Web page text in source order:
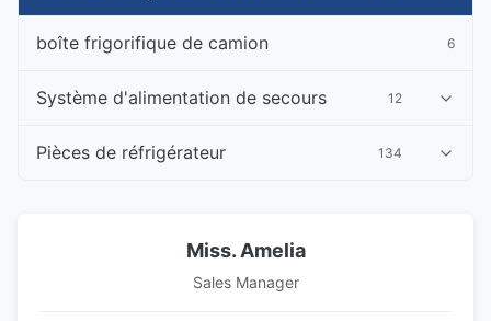
boîte frigorifique de camion 6
Système d'alimentation de secours 12
Pièces de réfrigérateur 134
Miss. Amelia
Sales Manager